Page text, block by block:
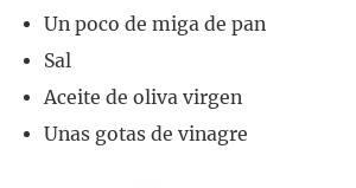
Un poco de miga de pan
Sal
Aceite de oliva virgen
Unas gotas de vinagre